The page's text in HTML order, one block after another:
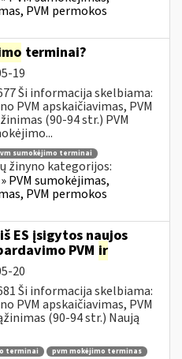
PVM permokos
terminai?
19
Ši informacija skelbiama:
PVM apskaičiavimas, PVM
(90-94 str.) PVM
sumokėjimo terminai
žinyno kategorijos:
PVM sumokėjimas,
PVM permokos
ES įsigytos naujos
PVM ir
20
Ši informacija skelbiama:
PVM apskaičiavimas, PVM
(90-94 str.) Naują
terminai
pvm mokėjimo terminas